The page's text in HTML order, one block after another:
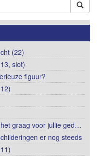
(22)
slot)
figuur?
graag voor jullie ged…
er nog steeds